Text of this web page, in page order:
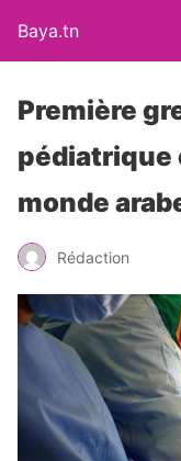
Baya.tn
Première
pédiatrique
monde
Rédaction